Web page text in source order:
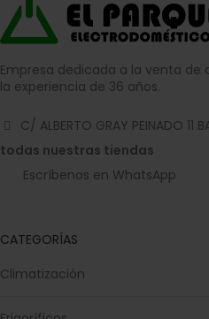
Empresa dedicada a la venta de
la experiencia de 36 años.
C/ ALBERTO GRAY PEINADO 11
todas nuestras tiendas
Escríbenos en WhatsApp
CATEGORÍAS
Climatización